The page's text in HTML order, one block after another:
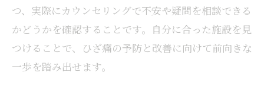
つ、実際にカウンセリングで不安や疑問を相談できる
かどうかを確認することです。自分に合った施設を見
つけることで、ひざ痛の予防と改善に向けて前向きな
一歩を踏み出せます。